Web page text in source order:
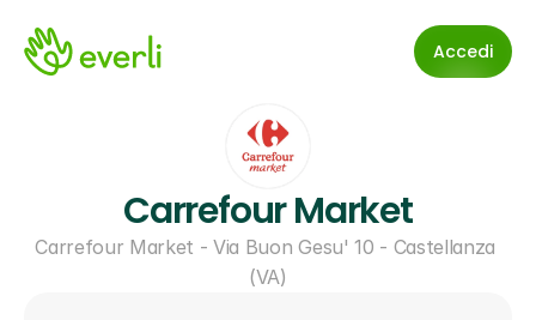
Accedi
Carrefour Market
Carrefour Market - Via Buon Gesu' 10 - Castellanza
(VA)